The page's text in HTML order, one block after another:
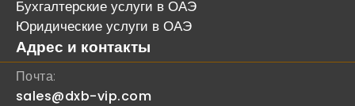
Бухгалтерские услуги в ОАЭ
Юридические услуги в ОАЭ
Адрес и контакты
Почта:
sales@dxb-vip.com